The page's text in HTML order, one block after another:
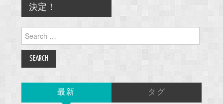
決定！
for:
最新 タグ